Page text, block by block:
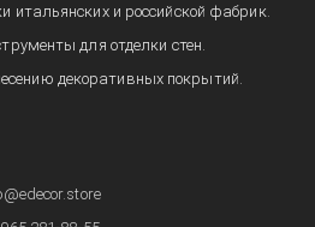
итальянских и российской фабрик.
для отделки стен.
декоративных покрытий.